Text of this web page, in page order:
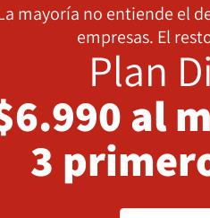
mayoría no entiende el
empresas. El
Plan
al
3